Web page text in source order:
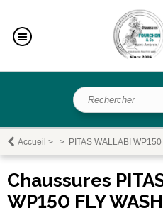
Accueil > > PITAS WALLABI
Chaussures
WP150 FLY